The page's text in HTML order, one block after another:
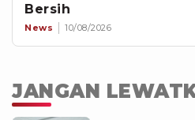
Bersih
News 10/08/2026
JANGAN